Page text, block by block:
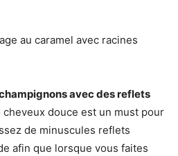
avec des reflets
cheveux douce est un must pour
de minuscules reflets
afin que lorsque vous faites